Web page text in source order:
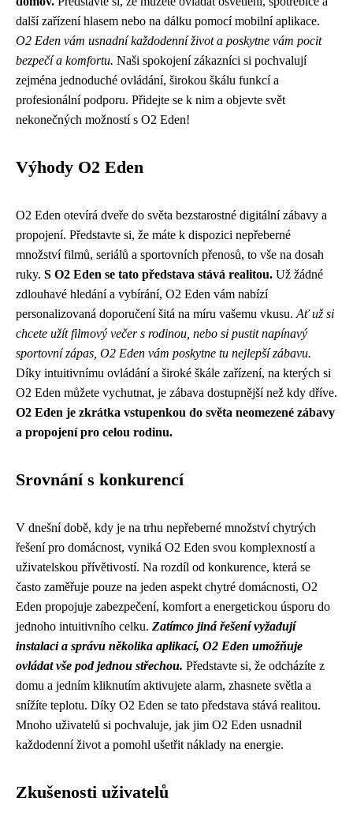
další zařízení hlasem nebo na dálku pomocí mobilní aplikace.
O2 Eden vám usnadní každodenní život a poskytne vám pocit
bezpečí a komfortu. Naši spokojení zákazníci si pochvalují
zejména jednoduché ovládání, širokou škálu funkcí a
profesionální podporu. Přidejte se k nim a objevte svět
nekonečných možností s O2 Eden!
Výhody O2 Eden
O2 Eden otevírá dveře do světa bezstarostné digitální zábavy a
propojení. Představte si, že máte k dispozici nepřeberné
množství filmů, seriálů a sportovních přenosů, to vše na dosah
ruky. S O2 Eden se tato představa stává realitou. Už žádné
zdlouhavé hledání a vybírání, O2 Eden vám nabízí
personalizovaná doporučení šitá na míru vašemu vkusu. Ať už si
chcete užít filmový večer s rodinou, nebo si pustit napínavý
sportovní zápas, O2 Eden vám poskytne tu nejlepší zábavu.
Díky intuitivnímu ovládání a široké škále zařízení, na kterých si
O2 Eden můžete vychutnat, je zábava dostupnější než kdy dříve.
O2 Eden je zkrátka vstupenkou do světa neomezené zábavy
a propojení pro celou rodinu.
Srovnání s konkurencí
V dnešní době, kdy je na trhu nepřeberné množství chytrých
řešení pro domácnost, vyniká O2 Eden svou komplexností a
uživatelskou přívětivostí. Na rozdíl od konkurence, která se
často zaměřuje pouze na jeden aspekt chytré domácnosti, O2
Eden propojuje zabezpečení, komfort a energetickou úsporu do
jednoho intuitivního celku. Zatímco jiná řešení vyžadují
instalaci a správu několika aplikací, O2 Eden umožňuje
ovládat vše pod jednou střechou. Představte si, že odcházíte z
domu a jedním kliknutím aktivujete alarm, zhasnete světla a
snížíte teplotu. Díky O2 Eden se tato představa stává realitou.
Mnoho uživatelů si pochvaluje, jak jim O2 Eden usnadnil
každodenní život a pomohl ušetřit náklady na energie.
Zkušenosti uživatelů